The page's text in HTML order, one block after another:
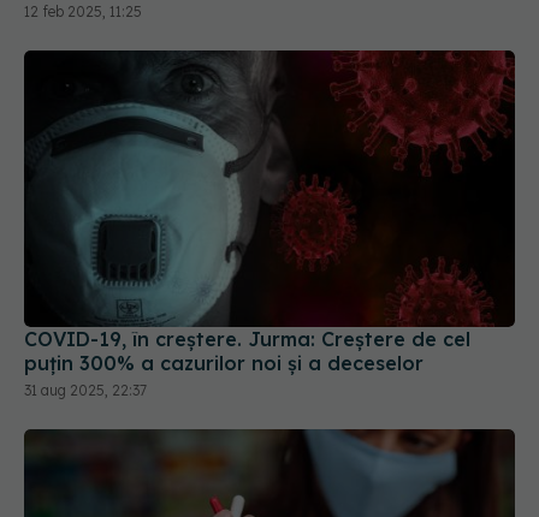
COVID-19, în creștere. Jurma: Creștere de cel
puțin 300% a cazurilor noi și a deceselor
31 aug 2025, 22:37